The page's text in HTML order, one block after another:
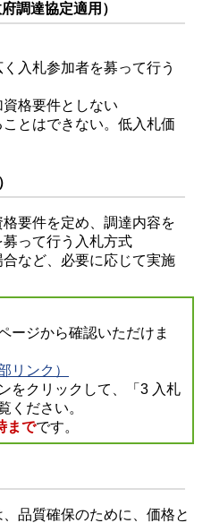
調達協定適用）
入札参加者を募って行う
格要件としない
とはできない。低入札価
要件を定め、調達内容を
って行う入札方式
など、必要に応じて実施
ージから確認いただけま
リンク）
をクリックして、「3 入札
ください。
までです。
品質確保のために、価格と